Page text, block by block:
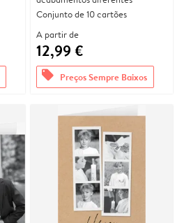
Conjunto de 10 cartões
A partir de
12,99 €
offers Preços Sempre Baixos